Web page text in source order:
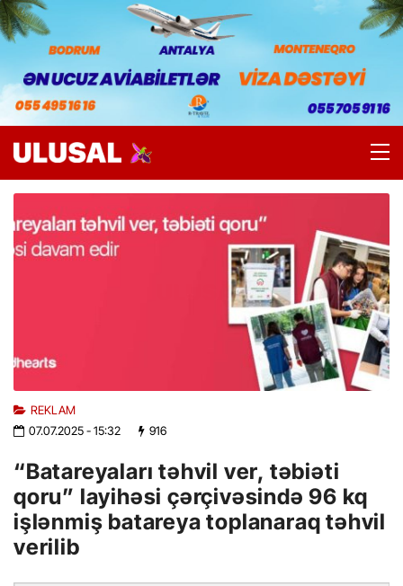
REKLAM
07.07.2025- 15:32 916
“Batareyaları təhvil ver, təbiəti
qoru” layihəsi çərçivəsində 96 kq
işlənmiş batareya toplanaraq təhvil
verilib